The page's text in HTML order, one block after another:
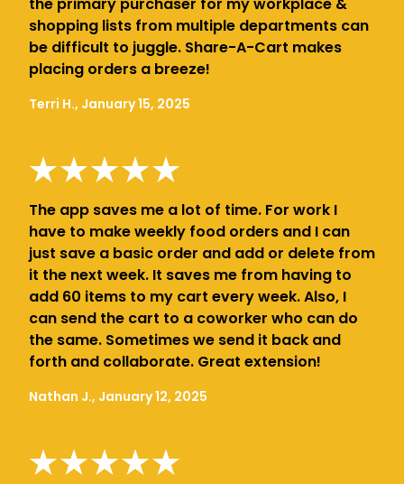
shopping lists from multiple departments can
be difficult to juggle. Share-A-Cart makes
placing orders a breeze!
Terri H., January 15, 2025
The app saves me a lot of time. For work I
have to make weekly food orders and I can
just save a basic order and add or delete from
it the next week. It saves me from having to
add 60 items to my cart every week. Also, I
can send the cart to a coworker who can do
the same. Sometimes we send it back and
forth and collaborate. Great extension!
Nathan J., January 12, 2025